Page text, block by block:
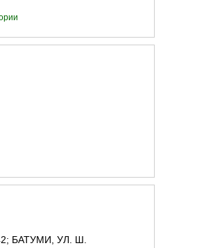
ГУРДЖААНИ
ТИАНЕТИ
БАТУМИ, УЛ. Ш.